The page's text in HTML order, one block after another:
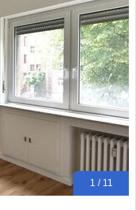
1 / 11